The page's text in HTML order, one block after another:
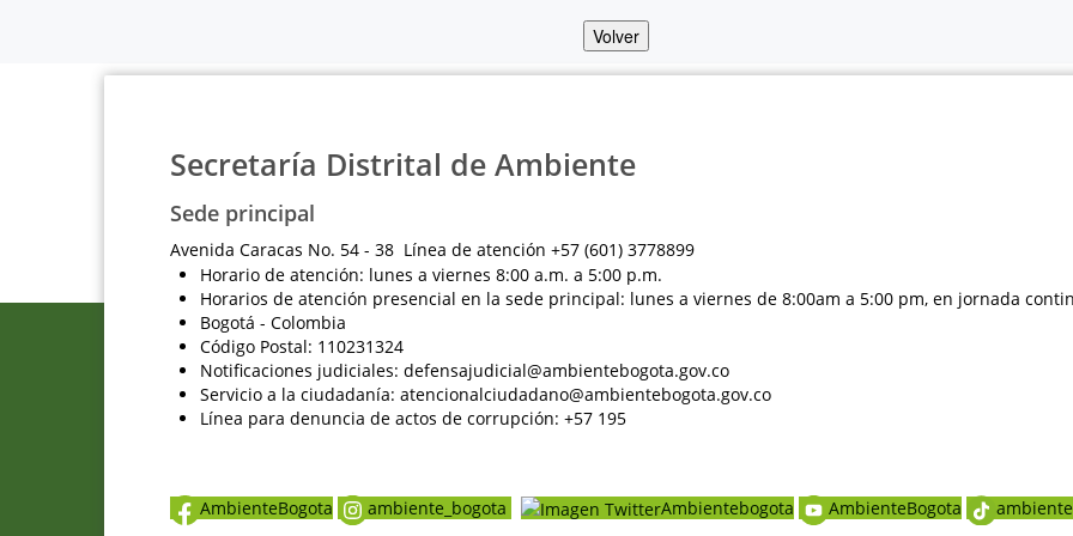
Volver
Secretaría Distrital de Ambiente
Sede principal
Avenida Caracas No. 54 - 38 Línea de atención +57 (601) 3778899
Horario de atención: lunes a viernes 8:00 a.m. a 5:00 p.m.
Horarios de atención presencial en la sede principal: lunes a viernes de 8:00am a 5:00 pm, en jornada
Bogotá - Colombia
Código Postal: 110231324
Notificaciones judiciales: defensajudicial@ambientebogota.gov.co
Servicio a la ciudadanía: atencionalciudadano@ambientebogota.gov.co
Línea para denuncia de actos de corrupción: +57 195
AmbienteBogota ambiente_bogota Ambientebogota AmbienteBogota